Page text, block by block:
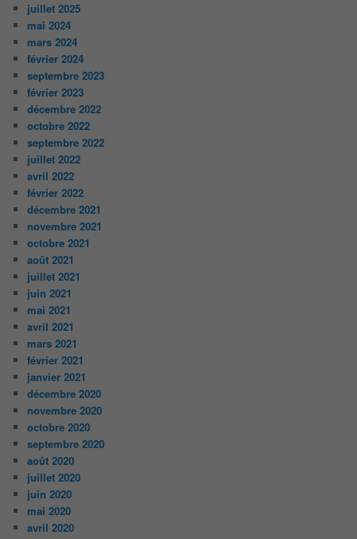
juillet 2025
mai 2024
mars 2024
février 2024
septembre 2023
février 2023
décembre 2022
octobre 2022
septembre 2022
juillet 2022
avril 2022
février 2022
décembre 2021
novembre 2021
octobre 2021
août 2021
juillet 2021
juin 2021
mai 2021
avril 2021
mars 2021
février 2021
janvier 2021
décembre 2020
novembre 2020
octobre 2020
septembre 2020
août 2020
juillet 2020
juin 2020
mai 2020
avril 2020